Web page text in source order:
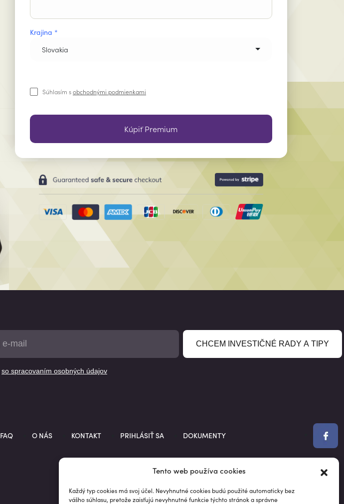
Tento web používa cookies
Každý typ cookies má svoj účel. Nevyhnutné cookies budú použité automaticky bez
vášho súhlasu, pretože zaisťujú nevyhnutné funkcie týchto stránok a správne
Krajina *
Slovakia
Súhlasím sobchodnými podmienkami
Kúpiť Premium
CHCEM INVESTIČNÉ RADY A TIPY
so spracovaním osobných údajov
FAQ O NÁS KONTAKT PRIHLÁSIŤ SA DOKUMENTY